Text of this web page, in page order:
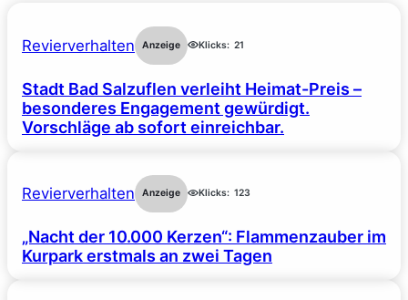
Revierverhalten Anzeige Klicks: 21
Stadt Bad Salzuflen verleiht Heimat-Preis –
besonderes Engagement gewürdigt.
Vorschläge ab sofort einreichbar.
Revierverhalten Anzeige Klicks: 123
„Nacht der 10.000 Kerzen“: Flammenzauber im
Kurpark erstmals an zwei Tagen